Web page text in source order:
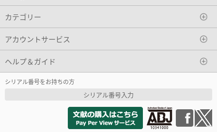
カテゴリー
アカウントサービス
ヘルプ＆ガイド
シリアル番号をお持ちの方
シリアル番号入力